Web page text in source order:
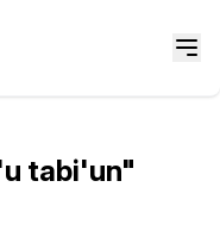
tabi'un"